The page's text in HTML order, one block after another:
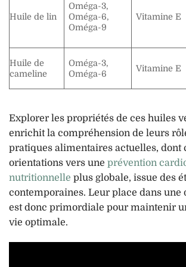
Huile de lin
Oméga-3,
Oméga-6,
Oméga-9
Vitamine E
Huile de
cameline
Oméga-3,
Oméga-6
Vitamine E
Explorer les propriétés de ces huiles
enrichit la compréhension de leurs
pratiques alimentaires actuelles, dont
orientations vers une prévention
nutritionnelle plus globale, issue des
contemporaines. Leur place dans une
est donc primordiale pour maintenir
vie optimale.